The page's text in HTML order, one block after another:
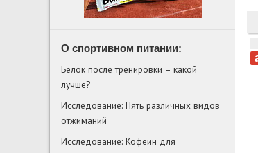
О спортивном питании:
Белок после тренировки – какой
лучше?
Исследование: Пять различных видов
отжиманий
Исследование: Кофеин для